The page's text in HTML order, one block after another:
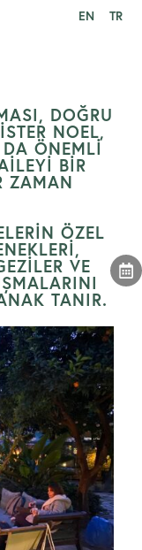
EN TR
DOĞRU
NOEL,
DA ÖNEMLI
BIR
ZAMAN
ÖZEL
VE
TANIR.